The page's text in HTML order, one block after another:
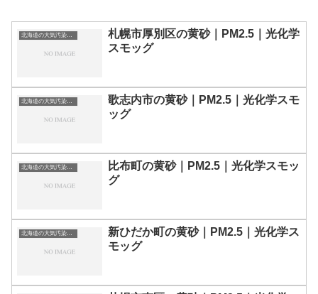
北海道の大気汚染・PM2.5・黄砂・エアロゾルの数値
札幌市厚別区の黄砂｜PM2.5｜光化学
スモッグ
北海道の大気汚染・PM2.5・黄砂・エアロゾルの数値
歌志内市の黄砂｜PM2.5｜光化学スモ
ッグ
北海道の大気汚染・PM2.5・黄砂・エアロゾルの数値
比布町の黄砂｜PM2.5｜光化学スモッ
グ
北海道の大気汚染・PM2.5・黄砂・エアロゾルの数値
新ひだか町の黄砂｜PM2.5｜光化学ス
モッグ